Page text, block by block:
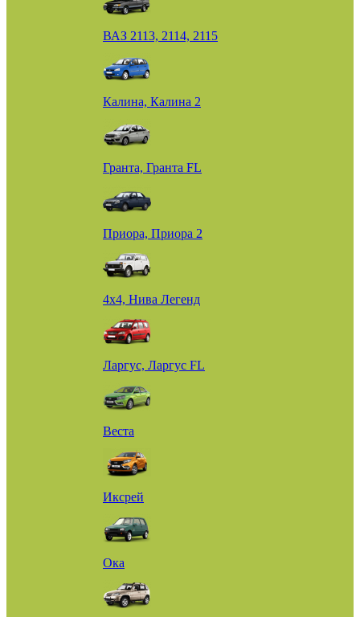
ВАЗ 2113, 2114, 2115
Калина, Калина 2
Гранта, Гранта FL
Приора, Приора 2
4х4, Нива Легенд
Ларгус, Ларгус FL
Веста
Иксрей
Ока